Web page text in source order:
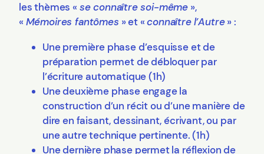
les thèmes « se connaître soi-même »,
« Mémoires fantômes » et «connaîtrel’Autre» :
Une première phase d’esquisse et de
préparation permet de débloquer par
l’écriture automatique (1h)
Une deuxième phase engage la
construction d’un récit ou d’une manière de
dire en faisant, dessinant, écrivant, ou par
une autre technique pertinente. (1h)
Une dernière phase permet la réflexion de